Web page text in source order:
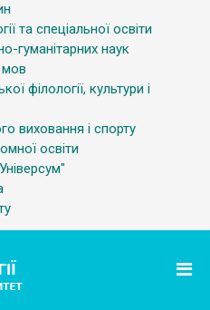
та спеціальної освіти
гуманітарних наук
мов
філології, культури і
виховання і спорту
освіти